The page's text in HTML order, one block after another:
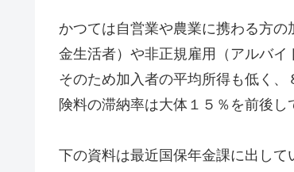
かつては自営業や農業に携わる方
金生活者）や非正規雇用（アルバイ
そのため加入者の平均所得も低く
険料の滞納率は大体１５％を前後し
下の資料は最近国保年金課に出し